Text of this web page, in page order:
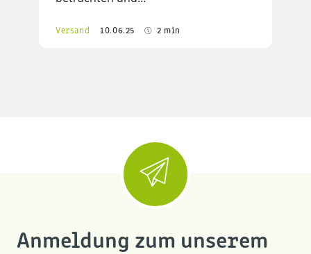
Versand 10.06.25 2 min
Anmeldung zum unserem